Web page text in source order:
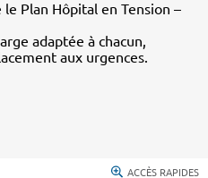
Plan Hôpital en Tension –
adaptée à chacun,
aux urgences.
ACCÈS RAPIDES